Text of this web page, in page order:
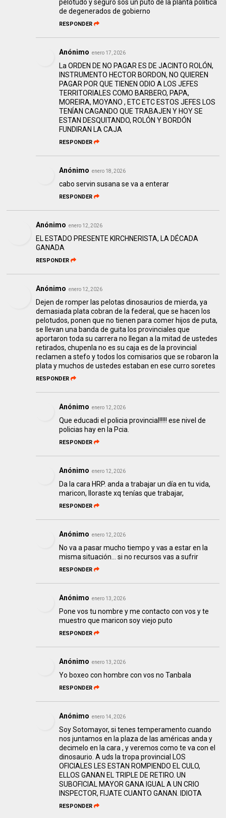
pelotudo y seguro sos un puto de la planta política
de degenerados de gobierno
RESPONDER
Anónimo enero 17, 2026
La ORDEN DE NO PAGAR ES DE JACINTO ROLÓN,
INSTRUMENTO HECTOR BORDON, NO QUIEREN
PAGAR POR QUE TIENEN ODIO A LOS JEFES
TERRITORIALES COMO BARBERO, PAPA,
MOREIRA, MOYANO , ETC ETC ESTOS JEFES LOS
TENÍAN CAGANDO QUE TRABAJEN Y HOY SE
ESTAN DESQUITANDO, ROLÓN Y BORDÓN
FUNDIRAN LA CAJA
RESPONDER
Anónimo enero 18, 2026
cabo servin susana se va a enterar
RESPONDER
Anónimo enero 12, 2026
EL ESTADO PRESENTE KIRCHNERISTA, LA DÉCADA
GANADA
RESPONDER
Anónimo enero 12, 2026
Dejen de romper las pelotas dinosaurios de mierda, ya
demasiada plata cobran de la federal, que se hacen los
pelotudos, ponen que no tienen para comer hijos de puta,
se llevan una banda de guita los provinciales que
aportaron toda su carrera no llegan a la mitad de ustedes
retirados, chupenla no es su caja es de la provincial
reclamen a stefo y todos los comisarios que se robaron la
plata y muchos de ustedes estaban en ese curro soretes
RESPONDER
Anónimo enero 12, 2026
Que educadi el policia provincial!!!!! ese nivel de
policias hay en la Pcia.
RESPONDER
Anónimo enero 12, 2026
Da la cara HRP. anda a trabajar un día en tu vida,
maricon, lloraste xq tenías que trabajar,
RESPONDER
Anónimo enero 12, 2026
No va a pasar mucho tiempo y vas a estar en la
misma situación... si no recursos vas a sufrir
RESPONDER
Anónimo enero 13, 2026
Pone vos tu nombre y me contacto con vos y te
muestro que maricon soy viejo puto
RESPONDER
Anónimo enero 13, 2026
Yo boxeo con hombre con vos no Tanbala
RESPONDER
Anónimo enero 14, 2026
Soy Sotomayor, si tenes temperamento cuando
nos juntamos en la plaza de las américas anda y
decimelo en la cara , y veremos como te va con el
dinosaurio. A uds la tropa provincial LOS
OFICIALES LES ESTAN ROMPIENDO EL CULO,
ELLOS GANAN EL TRIPLE DE RETIRO. UN
SUBOFICIAL MAYOR GANA IGUAL A UN CRIO
INSPECTOR, FIJATE CUANTO GANAN. IDIOTA
RESPONDER